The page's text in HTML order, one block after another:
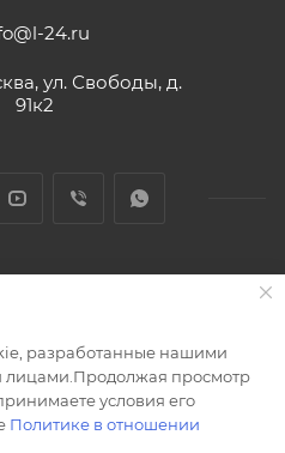
24.ru
ул. Свободы, д.
91к2
разработанные нашими
лицами.Продолжая просмотр
условия его
Политике в отношении